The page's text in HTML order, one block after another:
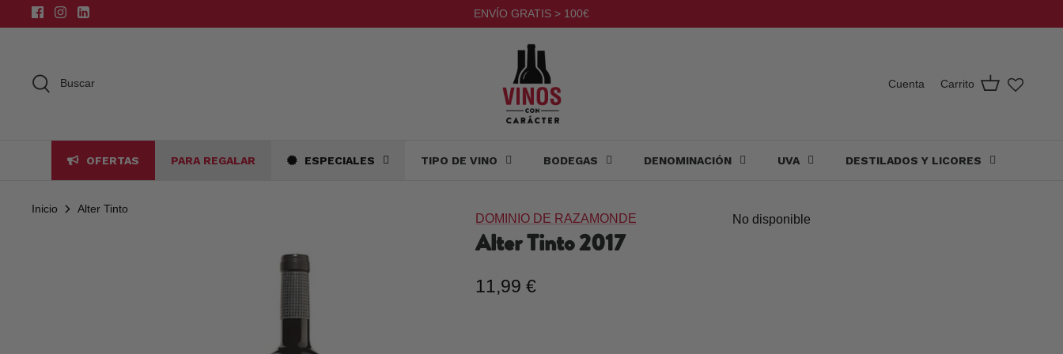
al
ENVÍO GRATIS > 100€
Buscar Cuenta Carrito
OFERTAS PARA REGALAR ESPECIALES TIPO DE VINO BODEGAS DENOMINACIÓN UVA DESTILADOS Y LICORES
Inicio Alter Tinto
DOMINIO DE RAZAMONDE
Alter Tinto2017
11,99 €
No disponible